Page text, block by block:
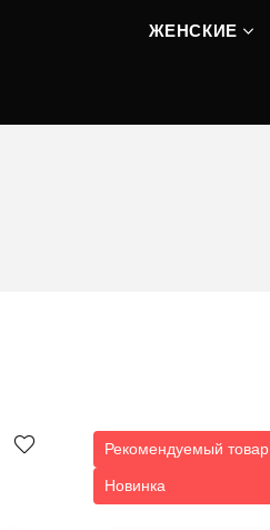
ЖЕНСКИЕ
Рекомендуемый товар
Новинка